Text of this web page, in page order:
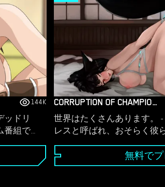
144K
ッドリ
組でセ
らかに多
2つの能
楽しいゲ
CORRUPTION OF CHAMPIONS 2
世界はたくさんあります。
レスと呼ばれ、おそらく彼
ポータルと呼ばれる世界間
そこにつながっているよう
ポータルがマレスに通じて
無料でプ